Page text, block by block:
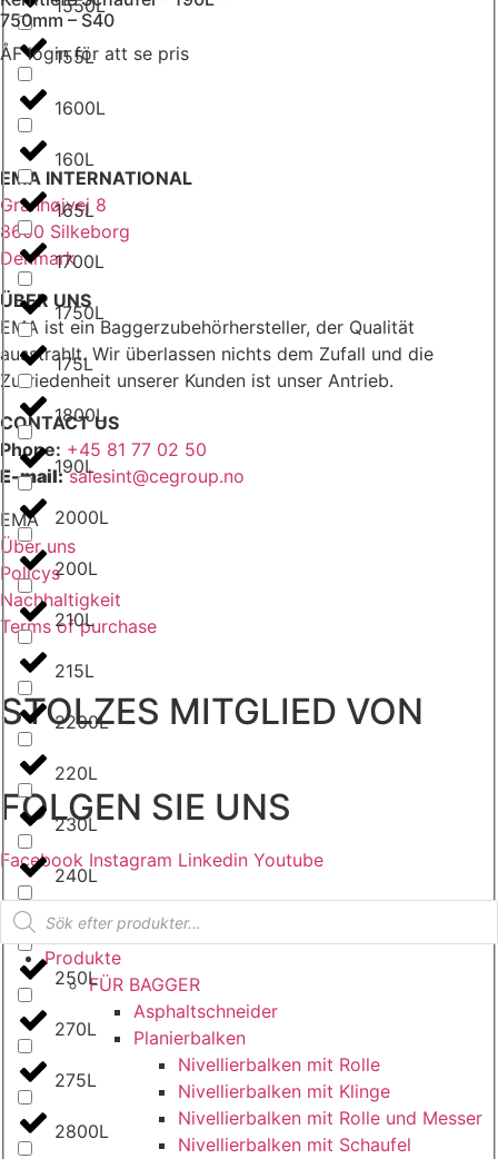
1550L
155L
1600L
160L
165L
1700L
1750L
175L
1800L
190L
2000L
200L
210L
215L
2200L
220L
230L
240L
2500L
250L
270L
275L
2800L
750mm – S40
ÅF login för att se pris
EMA INTERNATIONAL
Granhøjvej 8
8600 Silkeborg
Denmark
ÜBER UNS
EMA ist ein Baggerzubehörhersteller, der Qualität
ausstrahlt. Wir überlassen nichts dem Zufall und die
Zufriedenheit unserer Kunden ist unser Antrieb.
CONTACT US
Phone: +45 81 77 02 50
E-mail: salesint@cegroup.no
EMA
Über uns
Policys
Nachhaltigkeit
Terms of purchase
STOLZES MITGLIED VON
FOLGEN SIE UNS
Facebook Instagram Linkedin Youtube
Products
search
Produkte
FÜR BAGGER
Asphaltschneider
Planierbalken
Nivellierbalken mit Rolle
Nivellierbalken mit Klinge
Nivellierbalken mit Rolle und Messer
Nivellierbalken mit Schaufel